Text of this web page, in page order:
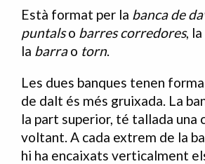
Està format per la banca de
puntalso barres corredores, la
la barrao torn.
Les dues banques tenen
de dalt és més gruixada. La
la part superior, té tallada una
voltant. A cada extrem de la
hi ha encaixats verticalment